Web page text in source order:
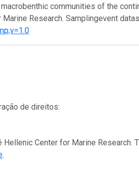
communities of the
Research. Samplingevent
de direitos:
Center for Marine Research.
.